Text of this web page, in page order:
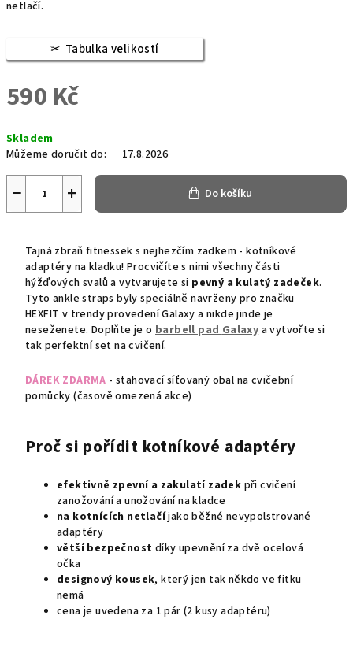
netlačí.
Tabulka velikostí
590 Kč
cena:
Skladem
Můžeme doručit do:
17.8.2026
+
− Do košíku
Tajná zbraň fitnessek s nejhezčím zadkem - kotníkové
adaptéry na kladku! Procvičíte s nimi všechny části
hýžďových svalů a vytvarujete si pevný a kulatý zadeček.
Tyto ankle straps byly speciálně navrženy pro značku
HEXFIT v trendy provedení Galaxy a nikde jinde je
neseženete. Doplňte je o barbell padGalaxya vytvořte si
tak perfektní set na cvičení.
DÁREK ZDARMA - stahovací síťovaný obal na cvičební
pomůcky (časově omezená akce)
Proč si pořídit kotníkové adaptéry
efektivně zpevní a zakulatí zadek při cvičení
zanožování a unožování na kladce
na kotnících netlačíjako běžné nevypolstrované
adaptéry
větší bezpečnost díky upevnění za dvě ocelová
očka
designový kousek, který jen tak někdo ve fitku
nemá
cena je uvedena za 1 pár (2 kusy adaptéru)